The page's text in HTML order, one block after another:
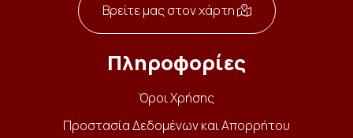
Βρείτε μας στον χάρτη
Πληροφορίες
Όροι Χρήσης
Προστασία Δεδομένων και Απορρήτου